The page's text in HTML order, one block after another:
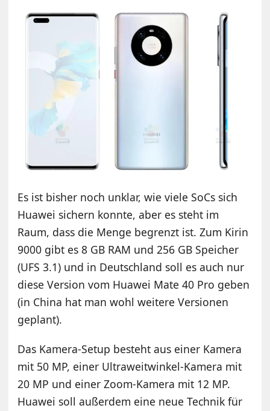
Es ist bisher noch unklar, wie viele SoCs sich
Huawei sichern konnte, aber es steht im
Raum, dass die Menge begrenzt ist. Zum Kirin
9000 gibt es 8 GB RAM und 256 GB Speicher
(UFS 3.1) und in Deutschland soll es auch nur
diese Version vom Huawei Mate 40 Pro geben
(in China hat man wohl weitere Versionen
geplant).
Das Kamera-Setup besteht aus einer Kamera
mit 50 MP, einer Ultraweitwinkel-Kamera mit
20 MP und einer Zoom-Kamera mit 12 MP.
Huawei soll außerdem eine neue Technik für